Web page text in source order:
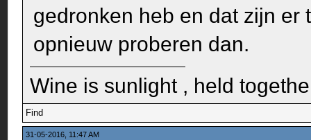
gedronken heb en dat zijn er
opnieuw proberen dan.
Wine is sunlight , held
Find
31-05-2016, 11:47 AM